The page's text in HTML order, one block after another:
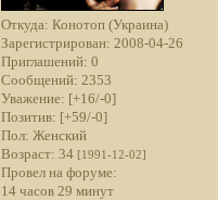
Откуда: Конотоп (Украина)
Зарегистрирован: 2008-04-26
Приглашений: 0
Сообщений: 2353
Уважение: [+16/-0]
Позитив: [+59/-0]
Пол: Женский
Возраст: 34 [1991-12-02]
Провел на форуме:
14 часов 29 минут